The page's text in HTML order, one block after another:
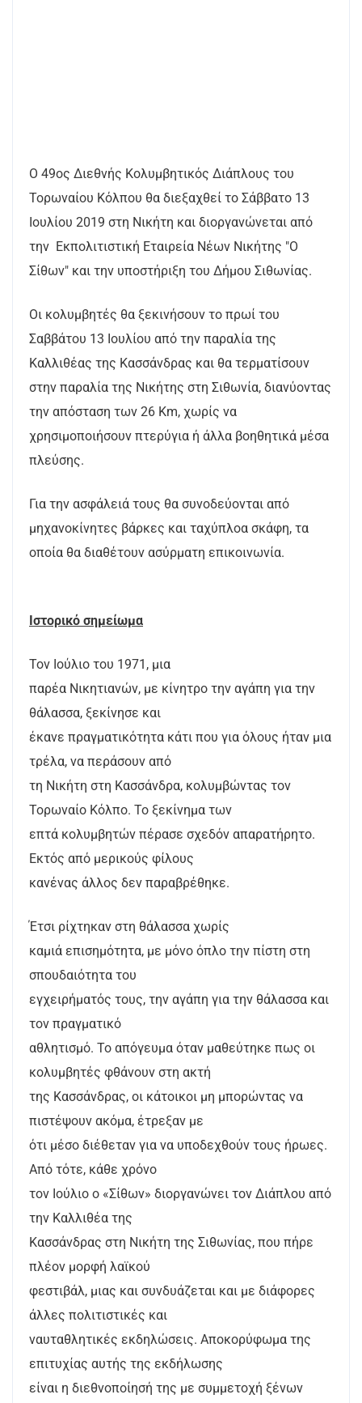
O 49ος Διεθνής Κολυμβητικός Διάπλους του
Τορωναίου Κόλπου θα διεξαχθεί το Σάββατο 13
Ιουλίου 2019 στη Νικήτη και διοργανώνεται από
την Εκπολιτιστική Εταιρεία Νέων Νικήτης "Ο
Σίθων" και την υποστήριξη του Δήμου Σιθωνίας.
Οι κολυμβητές θα ξεκινήσουν το πρωί του
Σαββάτου 13 Ιουλίου από την παραλία της
Καλλιθέας της Κασσάνδρας και θα τερματίσουν
στην παραλία της Νικήτης στη Σιθωνία, διανύοντας
την απόσταση των 26 Κm, χωρίς να
χρησιμοποιήσουν πτερύγια ή άλλα βοηθητικά μέσα
πλεύσης.
Για την ασφάλειά τους θα συνοδεύονται από
μηχανοκίνητες βάρκες και ταχύπλοα σκάφη, τα
οποία θα διαθέτουν ασύρματη επικοινωνία.
Ιστορικό σημείωμα
Τον Ιούλιο του 1971, μια
παρέα Νικητιανών, με κίνητρο την αγάπη για την
θάλασσα, ξεκίνησε και
έκανε πραγματικότητα κάτι που για όλους ήταν μια
τρέλα, να περάσουν από
τη Νικήτη στη Κασσάνδρα, κολυμβώντας τον
Τορωναίο Κόλπο. Το ξεκίνημα των
επτά κολυμβητών πέρασε σχεδόν απαρατήρητο.
Εκτός από μερικούς φίλους
κανένας άλλος δεν παραβρέθηκε.
Έτσι ρίχτηκαν στη θάλασσα χωρίς
καμιά επισημότητα, με μόνο όπλο την πίστη στη
σπουδαιότητα του
εγχειρήματός τους, την αγάπη για την θάλασσα και
τον πραγματικό
αθλητισμό. Το απόγευμα όταν μαθεύτηκε πως οι
κολυμβητές φθάνουν στη ακτή
της Κασσάνδρας, οι κάτοικοι μη μπορώντας να
πιστέψουν ακόμα, έτρεξαν με
ότι μέσο διέθεταν για να υποδεχθούν τους ήρωες.
Από τότε, κάθε χρόνο
τον Ιούλιο ο «Σίθων» διοργανώνει τον Διάπλου από
την Καλλιθέα της
Κασσάνδρας στη Νικήτη της Σιθωνίας, που πήρε
πλέον μορφή λαϊκού
φεστιβάλ, μιας και συνδυάζεται και με διάφορες
άλλες πολιτιστικές και
ναυταθλητικές εκδηλώσεις. Αποκορύφωμα της
επιτυχίας αυτής της εκδήλωσης
είναι η διεθνοποίησή της με συμμετοχή ξένων